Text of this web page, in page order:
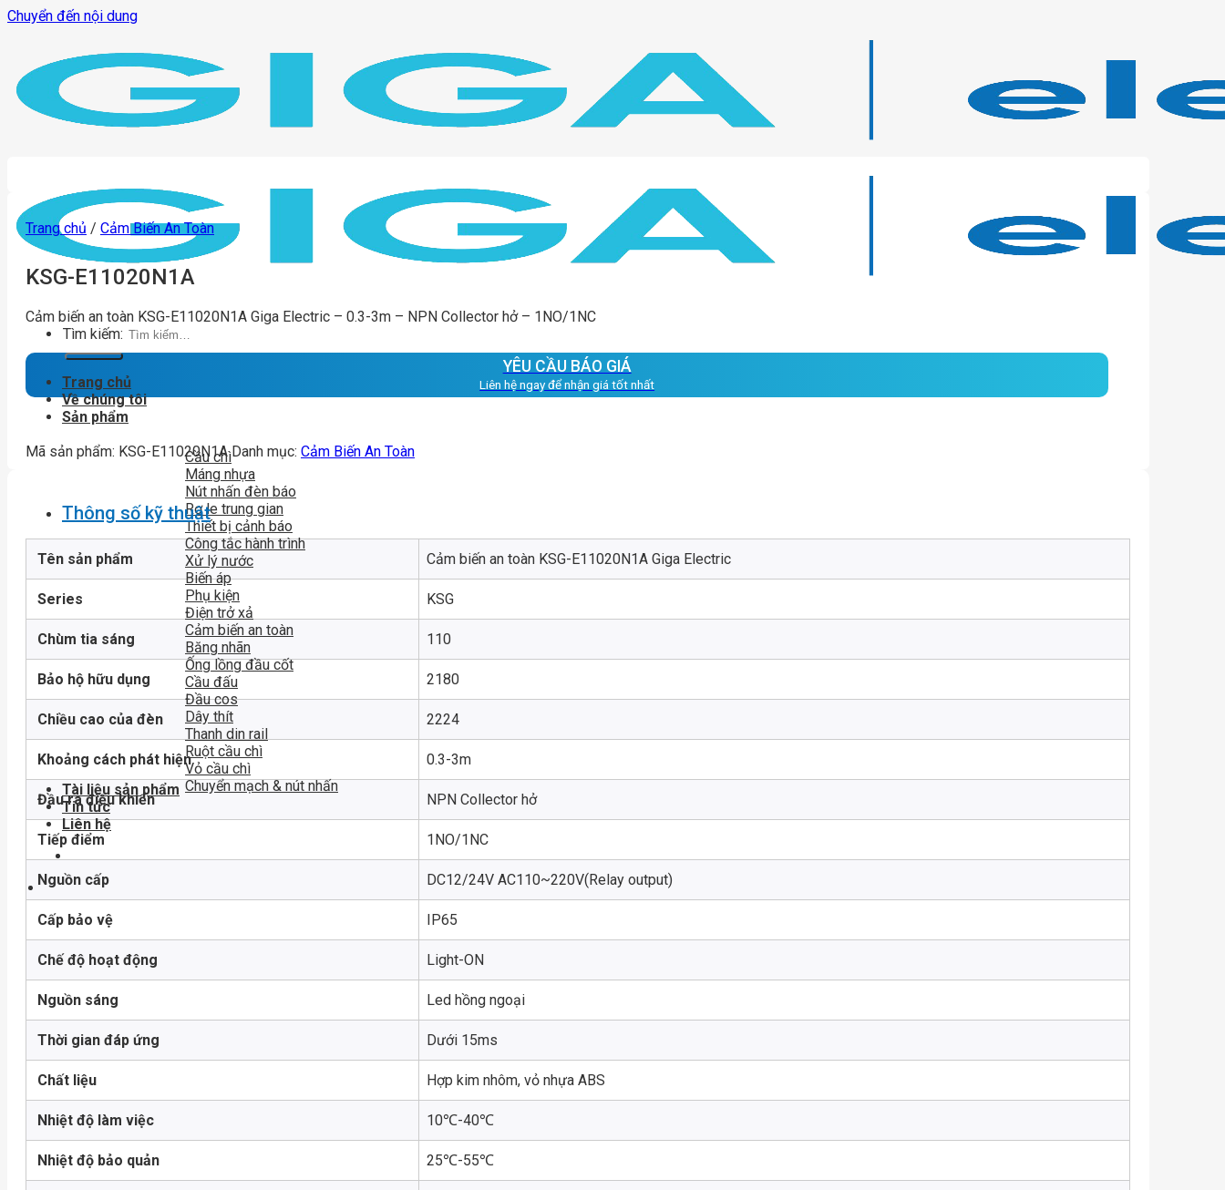
Chuyển đến nội dung
Tìm kiếm:
Trang chủ
Về chúng tôi
Sản phẩm
Cầu chì
Máng nhựa
Nút nhấn đèn báo
Rơ le trung gian
Thiết bị cảnh báo
Công tắc hành trình
Xử lý nước
Biến áp
Phụ kiện
Điện trở xả
Cảm biến an toàn
Băng nhãn
Ống lồng đầu cốt
Cầu đấu
Đầu cos
Dây thít
Thanh din rail
Ruột cầu chì
Vỏ cầu chì
Chuyển mạch & nút nhấn
Tài liệu sản phẩm
Tin tức
Liên hệ
Trang chủ / Cảm Biến An Toàn
KSG-E11020N1A
Cảm biến an toàn KSG-E11020N1A Giga Electric – 0.3-3m – NPN Collector hở – 1NO/1NC
YÊU CẦU BÁO GIÁ
Liên hệ ngay để nhận giá tốt nhất
Mã sản phẩm: KSG-E11020N1A Danh mục: Cảm Biến An Toàn
Thông số kỹ thuật
Tên sản phẩm Cảm biến an toàn KSG-E11020N1A Giga Electric
Series KSG
Chùm tia sáng 110
Bảo hộ hữu dụng 2180
Chiều cao của đèn 2224
Khoảng cách phát hiện 0.3-3m
Đầu ra điều khiển NPN Collector hở
Tiếp điểm 1NO/1NC
Nguồn cấp DC12/24V AC110~220V(Relay output)
Cấp bảo vệ IP65
Chế độ hoạt động Light-ON
Nguồn sáng Led hồng ngoại
Thời gian đáp ứng Dưới 15ms
Chất liệu Hợp kim nhôm, vỏ nhựa ABS
Nhiệt độ làm việc 10℃-40℃
Nhiệt độ bảo quản 25℃-55℃